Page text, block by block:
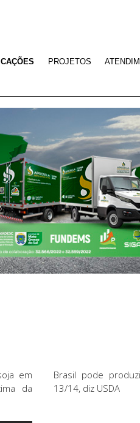
PROJETOS
em
da
Brasil pode
13/14, diz USDA